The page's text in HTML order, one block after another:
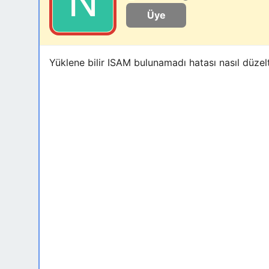
Üye
Yüklene bilir ISAM bulunamadı hatası nasıl